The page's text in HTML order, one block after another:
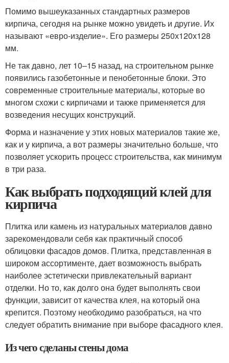
Помимо вышеуказанных стандартных размеров
кирпича, сегодня на рынке можно увидеть и другие. Их
называют «евро-изделие». Его размеры 250х120х128
мм.
Не так давно, лет 10–15 назад, на строительном рынке
появились газобетонные и пенобетонные блоки. Это
современные строительные материалы, которые во
многом схожи с кирпичами и также применяется для
возведения несущих конструкций.
Форма и назначение у этих новых материалов такие же,
как и у кирпича, а вот размеры значительно больше, что
позволяет ускорить процесс строительства, как минимум
в три раза.
Как выбрать подходящий клей для
кирпича
Плитка или камень из натуральных материалов давно
зарекомендовали себя как практичный способ
облицовки фасадов домов. Плитка, представленная в
широком ассортименте, дает возможность выбрать
наиболее эстетически привлекательный вариант
отделки. Но то, как долго она будет выполнять свои
функции, зависит от качества клея, на который она
крепится. Поэтому необходимо разобраться, на что
следует обратить внимание при выборе фасадного клея.
Из чего сделаны стены дома